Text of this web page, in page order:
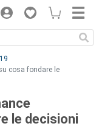
cosa fondare le
le decisioni